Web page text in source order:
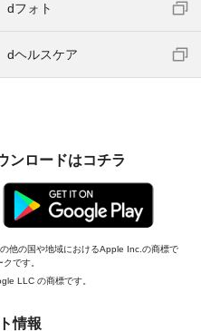
dフォト
dヘルスケア
ンロードはコチラ
他の国や地域におけるApple Inc.の商標で
です。
LLC の商標です。
情報